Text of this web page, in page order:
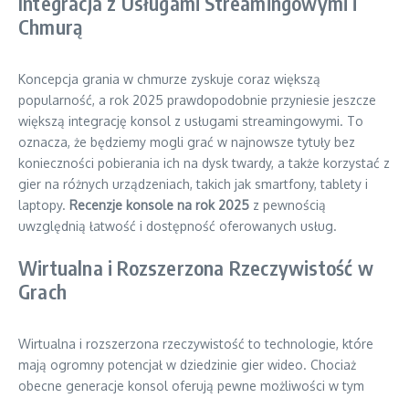
Chmurą
Koncepcja grania w chmurze zyskuje coraz większą
popularność, a rok 2025 prawdopodobnie przyniesie jeszcze
większą integrację konsol z usługami streamingowymi. To
oznacza, że będziemy mogli grać w najnowsze tytuły bez
konieczności pobierania ich na dysk twardy, a także korzystać z
gier na różnych urządzeniach, takich jak smartfony, tablety i
laptopy. Recenzje konsole na rok 2025 z pewnością
uwzględnią łatwość i dostępność oferowanych usług.
Wirtualna i Rozszerzona Rzeczywistość w
Grach
Wirtualna i rozszerzona rzeczywistość to technologie, które
mają ogromny potencjał w dziedzinie gier wideo. Chociaż
obecne generacje konsol oferują pewne możliwości w tym